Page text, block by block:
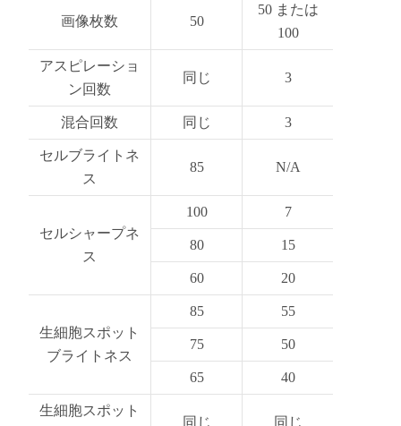
画像枚数 50
50 または
100
アスピレーショ
ン回数
同じ 3
混合回数 同じ 3
セルブライトネ
ス
85 N/A
セルシャープネ
ス
100 7
80 15
60 20
生細胞スポット
ブライトネス
85 55
75 50
65 40
生細胞スポット
同じ 同じ